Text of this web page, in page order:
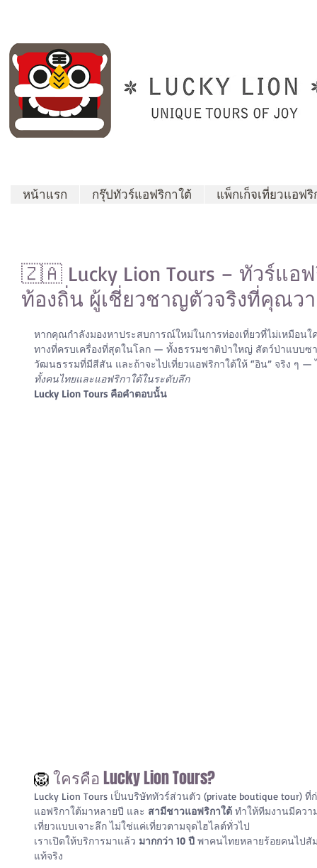
หน้าแรก กรุ๊ปทัวร์แอฟริกาใต้ แพ็กเก็จเที่ยวแอฟริ
🇿🇦 Lucky Lion Tours – ทัวร์แอ
ท้องถิ่น ผู้เชี่ยวชาญตัวจริงที่คุณวา
หากคุณกำลังมองหาประสบการณ์ใหม่ในการท่องเที่ยวที่ไม่เหมือน
ทางที่ครบเครื่องที่สุดในโลก — ทั้งธรรมชาติป่าใหญ่ สัตว์ป่าแบบซ
วัฒนธรรมที่มีสีสัน และถ้าจะไปเที่ยวแอฟริกาใต้ให้ “อิน” จริง ๆ
ทั้งคนไทยและแอฟริกาใต้ในระดับลึก
Lucky Lion Tours คือคำตอบนั้น
🦁 ใครคือ Lucky Lion Tours?
Lucky Lion Tours เป็นบริษัททัวร์ส่วนตัว (private boutique tour)
แอฟริกาใต้มาหลายปี และ สามีชาวแอฟริกาใต้ ทำให้ทีมงานมีคว
เที่ยวแบบเจาะลึก ไม่ใช่แค่เที่ยวตามจุดไฮไลต์ทั่วไป
เราเปิดให้บริการมาแล้ว มากกว่า 10 ปี พาคนไทยหลายร้อยคนไปสั
แท้จริง